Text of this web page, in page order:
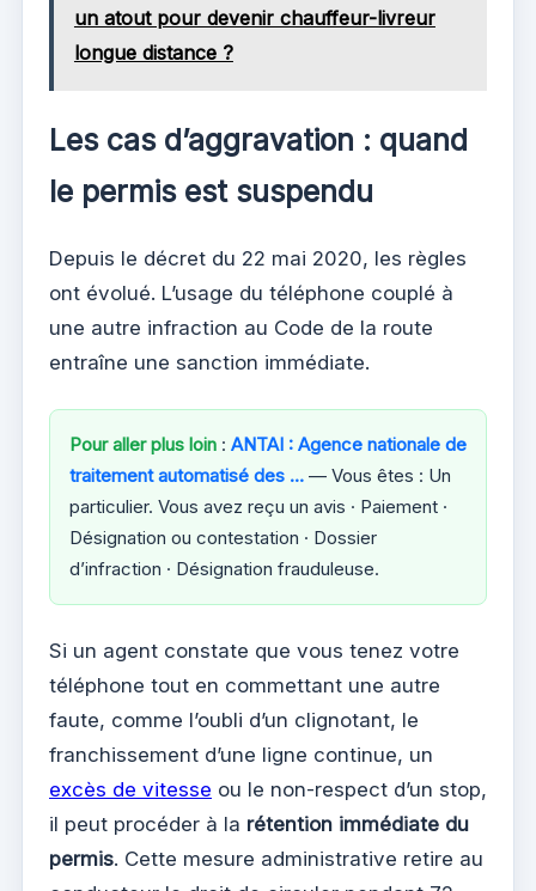
un atout pour devenir chauffeur-livreur
longue distance ?
Les cas d’aggravation : quand
le permis est suspendu
Depuis le décret du 22 mai 2020, les règles
ont évolué. L’usage du téléphone couplé à
une autre infraction au Code de la route
entraîne une sanction immédiate.
Pour aller plus loin : ANTAI : Agence nationale de
traitement automatisé des … — Vous êtes : Un
particulier. Vous avez reçu un avis · Paiement ·
Désignation ou contestation · Dossier
d’infraction · Désignation frauduleuse.
Si un agent constate que vous tenez votre
téléphone tout en commettant une autre
faute, comme l’oubli d’un clignotant, le
franchissement d’une ligne continue, un
excès de vitesse ou le non-respect d’un stop,
il peut procéder à la rétention immédiate du
permis. Cette mesure administrative retire au